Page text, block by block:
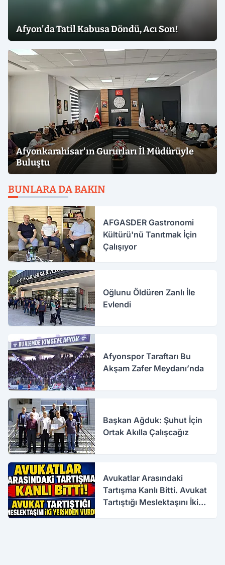
Afyon'da Tatil Kabusa Döndü, Acı Son!
Afyonkarahisar'ın Gururları İl Müdürüyle
Buluştu
BUNLARA DA BAKIN
AFGASDER Gastronomi
Kültürü'nü Tanıtmak İçin
Çalışıyor
Oğlunu Öldüren Zanlı İle
Evlendi
Afyonspor Taraftarı Bu
Akşam Zafer Meydanı’nda
Başkan Ağduk: Şuhut İçin
Ortak Akılla Çalışcağız
Avukatlar Arasındaki
Tartışma Kanlı Bitti. Avukat
Tartıştığı Meslektaşını İki